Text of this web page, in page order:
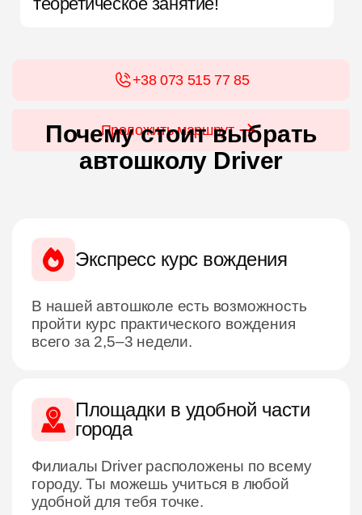
+38 073 515 77 85
Проложить маршрут
Почему стоит выбрать
автошколу Driver
Экспресс курс вождения
В нашей автошколе есть возможность
пройти курс практического вождения
всего за 2,5–3 недели.
Площадки в удобной части
города
Филиалы Driver расположены по всему
городу. Ты можешь учиться в любой
удобной для тебя точке.